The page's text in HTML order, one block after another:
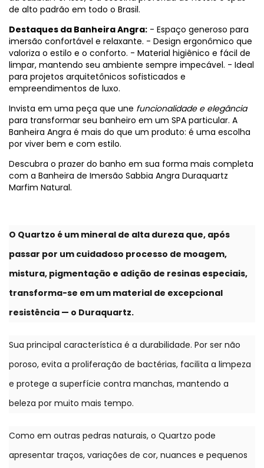
de alto padrão em todo o Brasil.
Destaques da Banheira Angra: - Espaço generoso para
imersão confortável e relaxante. - Design ergonômico que
valoriza o estilo e o conforto. - Material higiênico e fácil de
limpar, mantendo seu ambiente sempre impecável. - Ideal
para projetos arquitetônicos sofisticados e
empreendimentos de luxo.
Invista em uma peça que une funcionalidade e elegância
para transformar seu banheiro em um SPA particular. A
Banheira Angra é mais do que um produto: é uma escolha
por viver bem e com estilo.
Descubra o prazer do banho em sua forma mais completa
com a Banheira de Imersão Sabbia Angra Duraquartz
Marfim Natural.
O Quartzo é um mineral de alta dureza que, após
passar por um cuidadoso processo de moagem,
mistura, pigmentação e adição de resinas especiais,
transforma-se em um material de excepcional
resistência — o Duraquartz.
Sua principal característica é a durabilidade. Por ser não
poroso, evita a proliferação de bactérias, facilita a limpeza
e protege a superfície contra manchas, mantendo a
beleza por muito mais tempo.
Como em outras pedras naturais, o Quartzo pode
apresentar traços, variações de cor, nuances e pequenos